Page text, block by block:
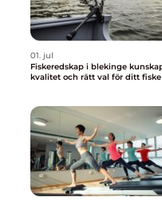
01. jul
Fiskeredskap i blekinge kunskap,
kvalitet och rätt val för ditt fiske